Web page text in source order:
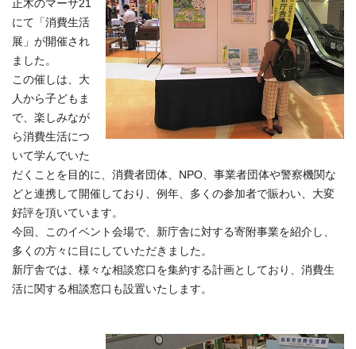
正木のマーサ21
にて「消費生活
展」が開催され
ました。
この催しは、大
人から子どもま
で、楽しみなが
ら消費生活につ
いて学んでいた
だくことを目的に、消費者団体、NPO、事業者団体や警察機関な
どと連携して開催しており、例年、多くの参加者で賑わい、大変
好評を頂いています。
今回、このイベント会場で、新庁舎に対する寄附事業を紹介し、
多くの方々に目にしていただきました。
新庁舎では、様々な相談窓口を集約する計画としており、消費生
活に関する相談窓口も設置いたします。